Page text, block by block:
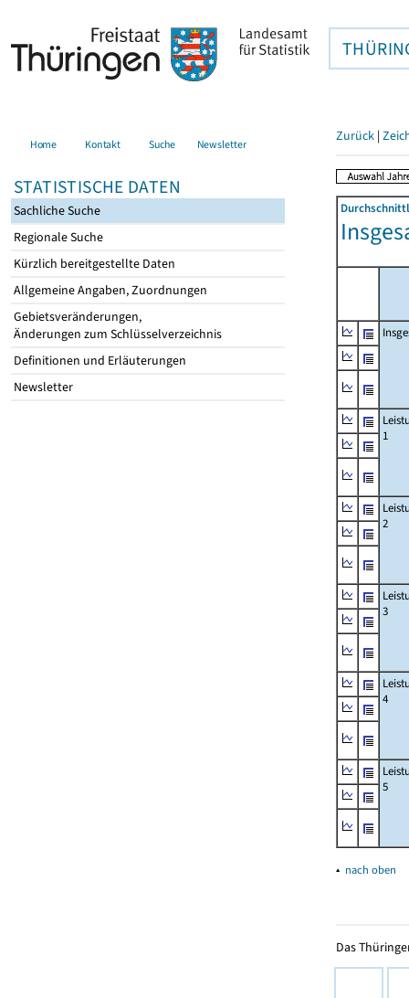
Home Kontakt Suche Newsletter
STATISTISCHE DATEN
Sachliche Suche
Regionale Suche
Kürzlich bereitgestellte Daten
Allgemeine Angaben, Zuordnungen
Gebietsveränderungen,
Änderungen zum Schlüsselverzeichnis
Definitionen und Erläuterungen
Newsletter
Zurück |
1
2
3
4
5
▴ nach oben
Das